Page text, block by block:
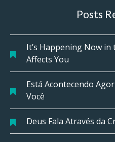
Posts
It’s Happening Now
Affects You
Está Acontecendo
Você
Deus Fala Através da